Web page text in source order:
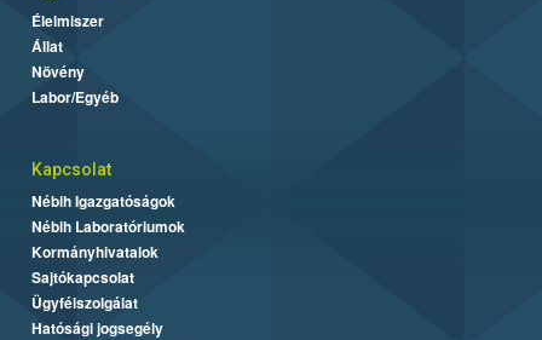
Élelmiszer
Állat
Növény
Labor/Egyéb
Kapcsolat
Nébih Igazgatóságok
Nébih Laboratóriumok
Kormányhivatalok
Sajtókapcsolat
Ügyfélszolgálat
Hatósági jogsegély